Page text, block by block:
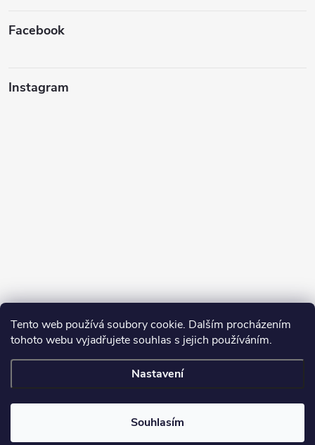
Tento web používá soubory cookie. Dalším procházením
tohoto webu vyjadřujete souhlas s jejich používáním.
Nastavení
Souhlasím
Facebook
Instagram
Sledovat na Instagramu
práva vyhrazena.Upravit nastavení cookies